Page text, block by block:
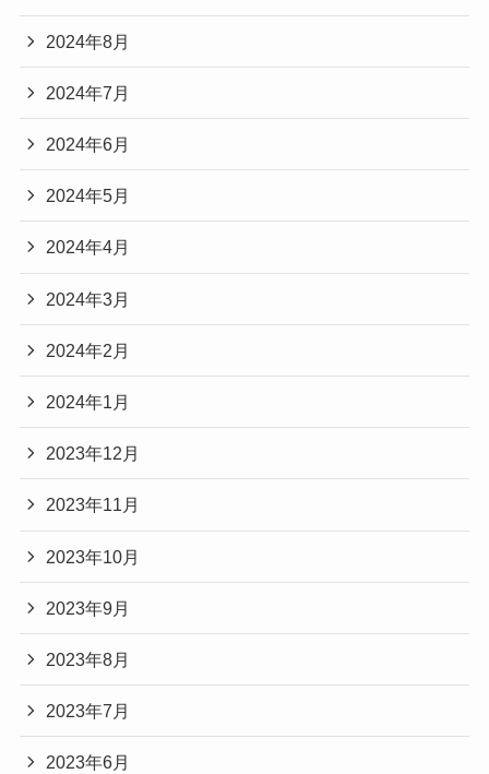
2024年8月
2024年7月
2024年6月
2024年5月
2024年4月
2024年3月
2024年2月
2024年1月
2023年12月
2023年11月
2023年10月
2023年9月
2023年8月
2023年7月
2023年6月